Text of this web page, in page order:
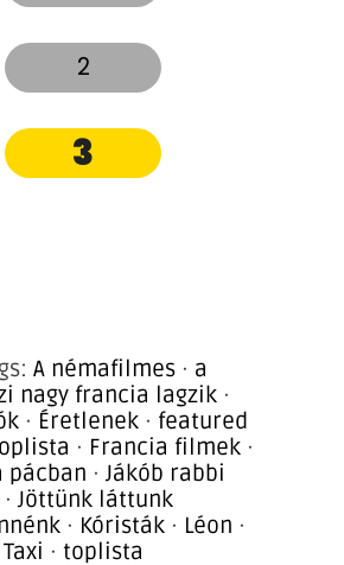
2
3
A némafilmes · a
nagy francia lagzik ·
· Éretlenek · featured
· Francia filmek ·
pácban · Jákób rabbi
· Jöttünk láttunk
· Kóristák · Léon ·
Taxi · toplista